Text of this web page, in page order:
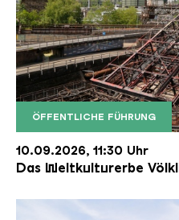
ÖFFENTLICHE FÜHRUNG
Der Erzschrägaufzug
Copyright:
10.09.2026, 11:30 Uhr
Das Weltkulturerbe